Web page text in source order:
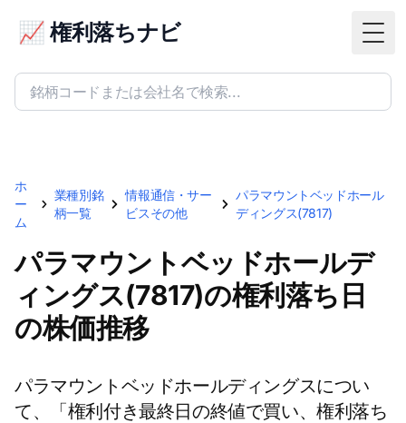
📈 権利落ちナビ
ホ
ー
ム
業種別銘
柄一覧
情報通信・サー
ビスその他
パラマウントベッドホール
ディングス(7817)
パラマウントベッドホールデ
ィングス(7817)の権利落ち日
の株価推移
パラマウントベッドホールディングスについ
て、「権利付き最終日の終値で買い、権利落ち